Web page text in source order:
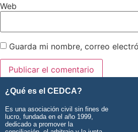
Web
Guarda mi nombre, correo
¿Qué es el CEDCA?
Es una asociación civil sin fines de
lucro, fundada en el año 1999,
dedicado a promover la